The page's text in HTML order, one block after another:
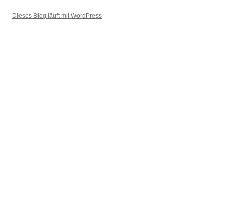
Dieses Blog läuft mit WordPress